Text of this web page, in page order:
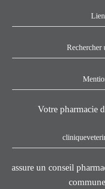
Rechercher
Votre pharmacie
assure un conseil